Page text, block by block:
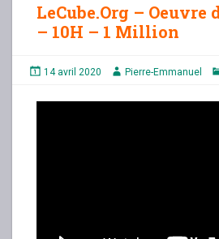
LeCube.Org – Oeuvre
– 10H – 1 Million
14 avril 2020 Pierre-Emmanuel